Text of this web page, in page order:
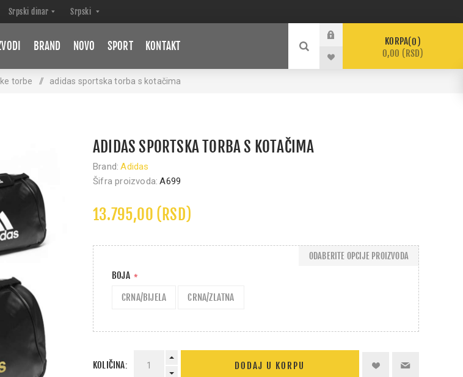
BRAND NOVO SPORT KONTAKT KORPA 0
0,00 (RSD)
torbe / adidas sportska torba s kotačima
ADIDAS SPORTSKA TORBA S KOTAČIMA
Brand: Adidas
Šifra proizvoda: A699
13.795,00 (RSD)
BOJA *
CRNA/BIJELA CRNA/ZLATNA
ODABERITE OPCIJE PROIZVODA
KOLIČINA: